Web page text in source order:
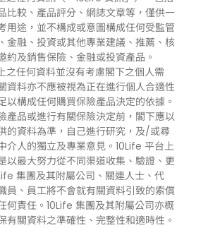
比較、產品評分、網誌文章等，僅供一
用途，並不構成或意圖構成任何受監管
金融、投資或其他專業建議、推薦、核
約及銷售保險、金融或投資產品。
之任何資料並沒有考慮閣下之個人需
資料亦不應被視為正在進行個人合適性
以構成任何購買保險產品決定的依據。
產品或進行有關保險決定前，閣下應以
的資料為準，自己進行研究，及/或尋
介人的獨立及專業意見。10Life 平台上
以最大努力從不同渠道收集、驗證、更
集團及其附屬公司、關連人士、代
員、員工將不會就有關資料引致的索償
何責任。10Life 集團及其附屬公司亦概
有關資料之準確性、完整性和適時性。